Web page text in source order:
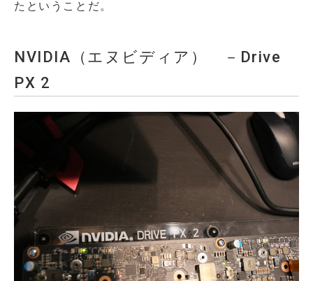
たということだ。
NVIDIA（エヌビディア） －Drive
PX 2